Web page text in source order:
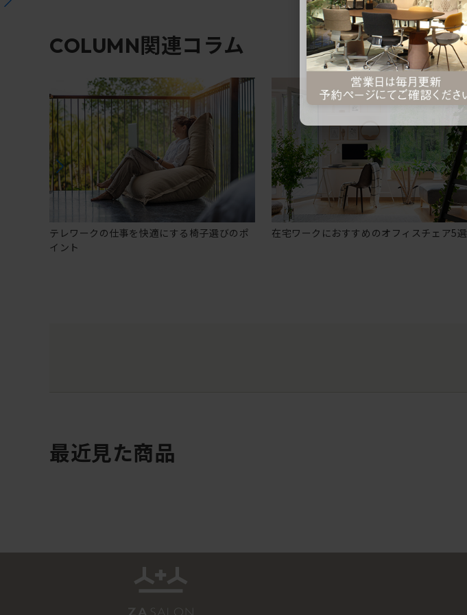
COLUMN関連コラム
テレワークの仕事を快適にする椅子選びのポ
イント
在宅ワークにおすすめのオフィスチェア5選
最近見た商品